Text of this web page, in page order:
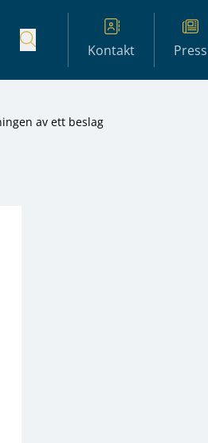
Kontakt Press
av ett beslag